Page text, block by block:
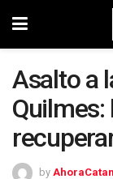
Asalto a
by